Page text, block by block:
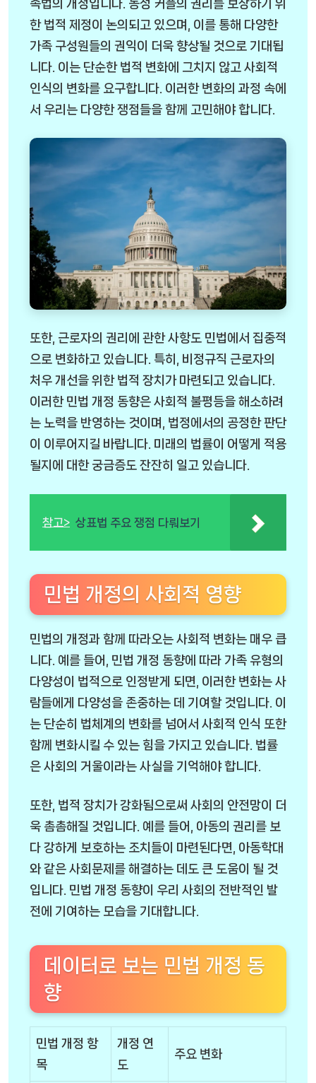
족법의 개정입니다. 동성 커플의 권리를 보장하기 위
한 법적 제정이 논의되고 있으며, 이를 통해 다양한
가족 구성원들의 권익이 더욱 향상될 것으로 기대됩
니다. 이는 단순한 법적 변화에 그치지 않고 사회적
인식의 변화를 요구합니다. 이러한 변화의 과정 속에
서 우리는 다양한 쟁점들을 함께 고민해야 합니다.
또한, 근로자의 권리에 관한 사항도 민법에서 집중적
으로 변화하고 있습니다. 특히, 비정규직 근로자의
처우 개선을 위한 법적 장치가 마련되고 있습니다.
이러한 민법 개정 동향은 사회적 불평등을 해소하려
는 노력을 반영하는 것이며, 법정에서의 공정한 판단
이 이루어지길 바랍니다. 미래의 법률이 어떻게 적용
될지에 대한 궁금증도 잔잔히 일고 있습니다.
참고> 상표법 주요 쟁점 다뤄보기
민법 개정의 사회적 영향
민법의 개정과 함께 따라오는 사회적 변화는 매우 큽
니다. 예를 들어, 민법 개정 동향에 따라 가족 유형의
다양성이 법적으로 인정받게 되면, 이러한 변화는 사
람들에게 다양성을 존중하는 데 기여할 것입니다. 이
는 단순히 법체계의 변화를 넘어서 사회적 인식 또한
함께 변화시킬 수 있는 힘을 가지고 있습니다. 법률
은 사회의 거울이라는 사실을 기억해야 합니다.
또한, 법적 장치가 강화됨으로써 사회의 안전망이 더
욱 촘촘해질 것입니다. 예를 들어, 아동의 권리를 보
다 강하게 보호하는 조치들이 마련된다면, 아동학대
와 같은 사회문제를 해결하는 데도 큰 도움이 될 것
입니다. 민법 개정 동향이 우리 사회의 전반적인 발
전에 기여하는 모습을 기대합니다.
데이터로 보는 민법 개정 동
향
민법 개정 항
목
개정 연
도
주요 변화